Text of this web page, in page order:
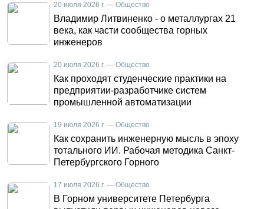
20 июля 2026 г. — Общество
Владимир Литвиненко - о металлургах 21
века, как части сообщества горных
инженеров
20 июля 2026 г. — Общество
Как проходят студенческие практики на
предприятии-разработчике систем
промышленной автоматизации
19 июля 2026 г. — Общество
Как сохранить инженерную мысль в эпоху
тотального ИИ. Рабочая методика Санкт-
Петербургского Горного
17 июля 2026 г. — Общество
В Горном университете Петербурга